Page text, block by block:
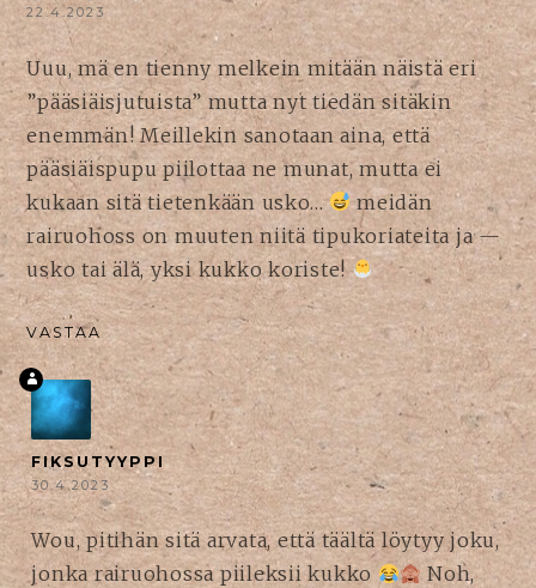
22.4.2023
Uuu, mä en tienny melkein mitään näistä eri
”pääsiäisjutuista” mutta nyt tiedän sitäkin
enemmän! Meillekin sanotaan aina, että
pääsiäispupu piilottaa ne munat, mutta ei
kukaan sitä tietenkään usko…
meidän
rairuohoss on muuten niitä tipukoriateita ja —
usko tai älä, yksi kukko koriste!
VASTAA
FIKSUTYYPPI
30.4.2023
Wou, pitihän sitä arvata, että täältä löytyy joku,
jonka rairuohossa piileksii kukko
Noh,